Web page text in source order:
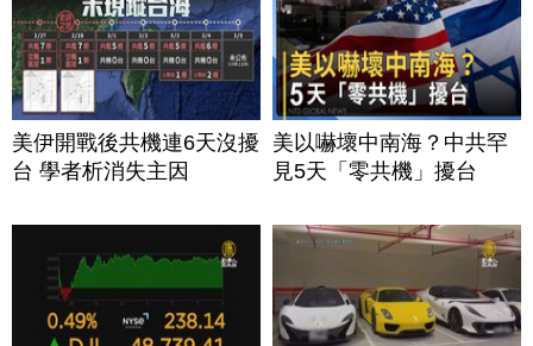
美伊開戰後共機連6天沒擾
台 學者析消失主因
美以嚇壞中南海？中共罕
見5天「零共機」擾台